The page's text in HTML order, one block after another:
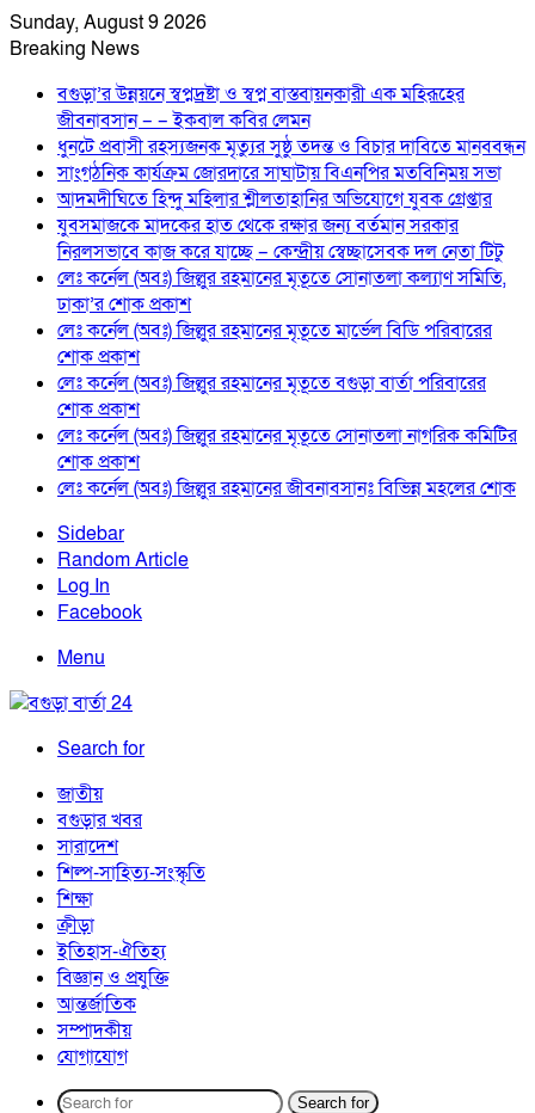
Sunday, August 9 2026
Breaking News
বগুড়া’র উন্নয়নে স্বপ্নদ্রষ্টা ও স্বপ্ন বাস্তবায়নকারী এক মহিরূহের
জীবনাবসান – – ইকবাল কবির লেমন
ধুনটে প্রবাসী রহস্যজনক মৃত্যুর সুষ্ঠু তদন্ত ও বিচার দাবিতে মানববন্ধন
সাংগঠনিক কার্যক্রম জোরদারে সাঘাটায় বিএনপির মতবিনিময় সভা
আদমদীঘিতে হিন্দু মহিলার শ্লীলতাহানির অভিযোগে যুবক গ্রেপ্তার
যুবসমাজকে মাদকের হাত থেকে রক্ষার জন্য বর্তমান সরকার
নিরলসভাবে কাজ করে যাচ্ছে – কেন্দ্রীয় স্বেচ্ছাসেবক দল নেতা টিটু
লেঃ কর্নেল (অবঃ) জিল্লুর রহমানের মৃতূতে সোনাতলা কল্যাণ সমিতি,
ঢাকা’র শোক প্রকাশ
লেঃ কর্নেল (অবঃ) জিল্লুর রহমানের মৃতূতে মার্ভেল বিডি পরিবারের
শোক প্রকাশ
লেঃ কর্নেল (অবঃ) জিল্লুর রহমানের মৃতূতে বগুড়া বার্তা পরিবারের
শোক প্রকাশ
লেঃ কর্নেল (অবঃ) জিল্লুর রহমানের মৃতূতে সোনাতলা নাগরিক কমিটির
শোক প্রকাশ
লেঃ কর্নেল (অবঃ) জিল্লুর রহমানের জীবনাবসানঃ বিভিন্ন মহলের শোক
Sidebar
Random Article
Log In
Facebook
Menu
Search for
জাতীয়
বগুড়ার খবর
সারাদেশ
শিল্প-সাহিত্য-সংস্কৃতি
শিক্ষা
ক্রীড়া
ইতিহাস-ঐতিহ্য
বিজ্ঞান ও প্রযুক্তি
আন্তর্জাতিক
সম্পাদকীয়
যোগাযোগ
Search for